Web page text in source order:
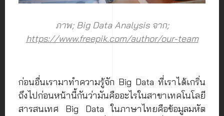
ภาพ; Big Data Analysis จาก;
https://www.freepik.com/author/our-team
ก่อนอื่นเรามาทำความรู้จัก Big Data ที่เราได้เกริ่น
ถึงไปก่อนหน้านี้กันว่ามันคืออะไรในสาขาเทคโนโลยี
สารสนเทศ Big Data ในภาษาไทยคือข้อมูลมหัต